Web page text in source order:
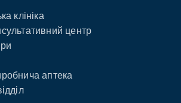
клініка
центр
аптека